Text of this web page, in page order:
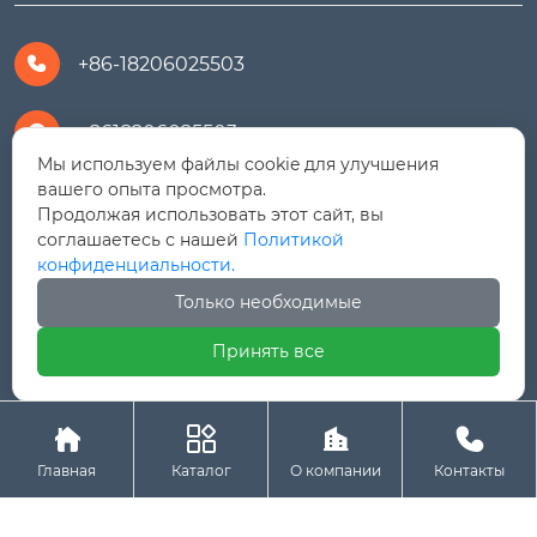
 +86-18206025503
 +8618206025503
 yanali@hualongm.com

351144, Китай, пров.Фуцзянь, г. Путянь,
район Личэн, промышленная зона Хуанши

Авторское право © ООО "Fujian Province HuaLong

Главная

Каталог

О компании

Контакты
Мы используем файлы cookie для улучшения
вашего опыта просмотра.
Продолжая использовать этот сайт, вы
соглашаетесь с нашей Политикой
конфиденциальности.
Только необходимые
Принять все